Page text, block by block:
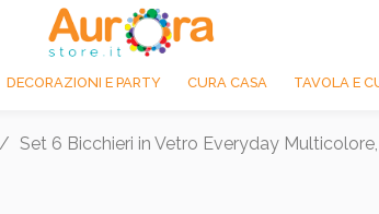
DECORAZIONI E PARTY CURA CASA TAVOLA E
Set 6 Bicchieri in Vetro Everyday